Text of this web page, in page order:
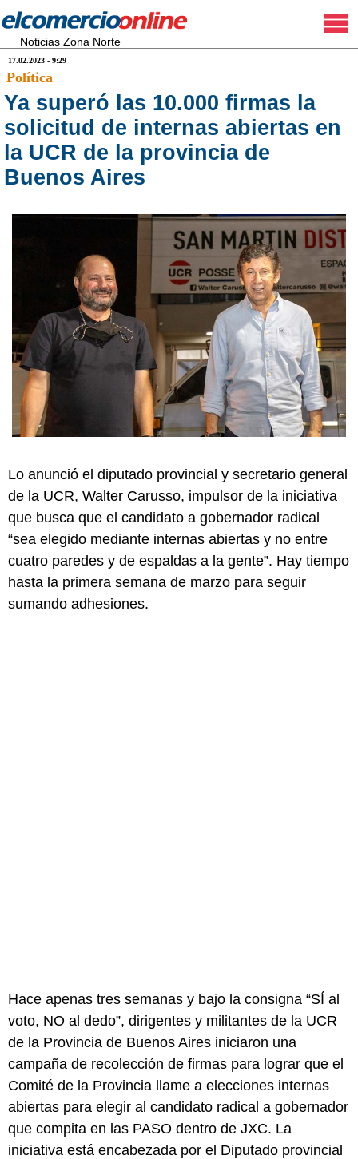
Noticias Zona Norte
17.02.2023 - 9:29
Política
Ya superó las 10.000 firmas la
solicitud de internas abiertas en
la UCR de la provincia de
Buenos Aires
Lo anunció el diputado provincial y secretario general
de la UCR, Walter Carusso, impulsor de la iniciativa
que busca que el candidato a gobernador radical
“sea elegido mediante internas abiertas y no entre
cuatro paredes y de espaldas a la gente”. Hay tiempo
hasta la primera semana de marzo para seguir
sumando adhesiones.
Hace apenas tres semanas y bajo la consigna “SÍ al
voto, NO al dedo”, dirigentes y militantes de la UCR
de la Provincia de Buenos Aires iniciaron una
campaña de recolección de firmas para lograr que el
Comité de la Provincia llame a elecciones internas
abiertas para elegir al candidato radical a gobernador
que compita en las PASO dentro de JXC. La
iniciativa está encabezada por el Diputado provincial